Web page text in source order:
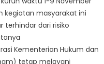
kegiatan masyarakat ini
terhindar dari risiko
Kementerian Hukum dan
tetap melayani